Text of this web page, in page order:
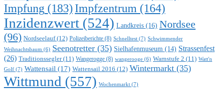
Impfung (183) Impfzentrum (164)
Inzidenzwert (524) Landkreis (16) Nordsee
(96) Nordseelauf(12) Polizeiberichte (8) Schnelltest (7) Schwimmender
Weihnachtsbaum (6) Seenotretter (35) Sielhafenmuseum (14) Strassenfest
(26) Traditionssegler(11) Wangerogge (8) wangerooge (6) Warnstufe 2 (11) Watt'n
Golf (7) Wattensail (17) Wattensail 2016 (12) Wintermarkt (35)
Wittmund (557) Wochenmarkt (7)